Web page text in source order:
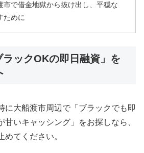
市で借金地獄から抜け出し、平穏な
ために
ックOKの即日融資」を
に大船渡市周辺で「ブラックでも即
甘いキャッシング」をお探しなら、
てください。